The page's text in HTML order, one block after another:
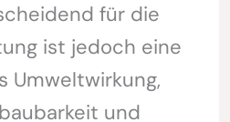
für die
ist jedoch eine
Umweltwirkung,
und